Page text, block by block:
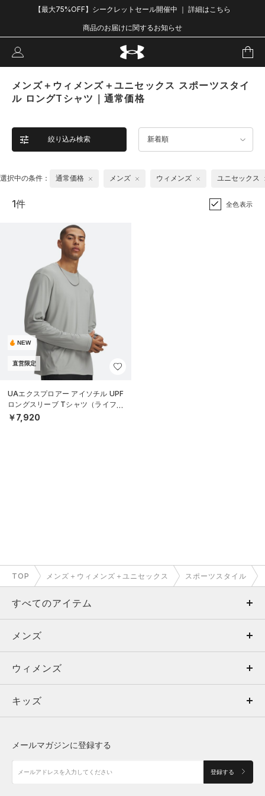
【最大75%OFF】シークレットセール開催中 ｜ 詳細はこちら
商品のお届けに関するお知らせ
メンズ＋ウィメンズ＋ユニセックス スポーツスタイ
ル ロングTシャツ｜通常価格
絞り込み検索 新着順
選択中の条件： 通常価格 メンズ ウィメンズ ユニセックス
1件 全色表示
NEW
直営限定
UAエクスプロアー アイソチル UPF
ロングスリーブ Tシャツ（ライフス
タイル/MEN）
￥7,920
TOP メンズ＋ウィメンズ＋ユニセックス スポーツスタイル
すべてのアイテム
メンズ
ウィメンズ
キッズ
アクセサリー
メンズ
トップス
ボトムス
アクセサリー
ウィメンズ
トップス
シューズ
キッズ
メールマガジンに登録する
登録する